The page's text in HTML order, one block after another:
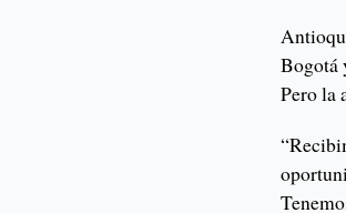
Bogotá
Pero la